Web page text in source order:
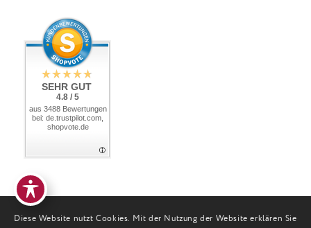
SEHR GUT
4.8 / 5
aus 3488 Bewertungen
bei: de.trustpilot.com,
shopvote.de
Diese Website nutzt Cookies. Mit der Nutzung der Website erklären Sie